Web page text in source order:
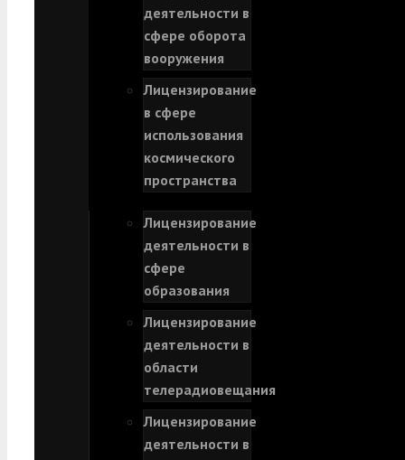
деятельности в
сфере оборота
вооружения
Лицензирование
в сфере
использования
космического
пространства
Лицензирование
деятельности в
сфере
образования
Лицензирование
деятельности в
области
телерадиовещания
Лицензирование
деятельности в